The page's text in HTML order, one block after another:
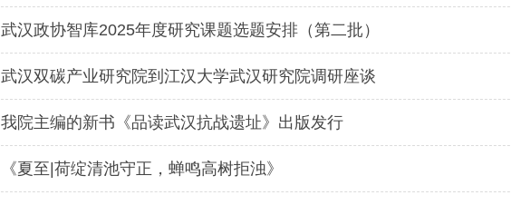
武汉政协智库2025年度研究课题选题安排（第二批）
武汉双碳产业研究院到江汉大学武汉研究院调研座谈
我院主编的新书《品读武汉抗战遗址》出版发行
《夏至|荷绽清池守正，蝉鸣高树拒浊》